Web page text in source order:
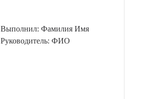
Выполнил: Фамилия Имя
Руководитель: ФИО